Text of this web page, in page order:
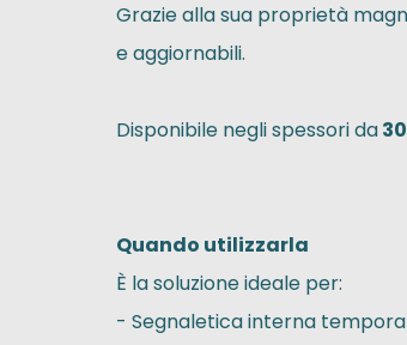
Grazie alla sua proprietà
e aggiornabili.
Disponibile negli spessori da
Quando utilizzarla
È la soluzione ideale per:
- Segnaletica interna